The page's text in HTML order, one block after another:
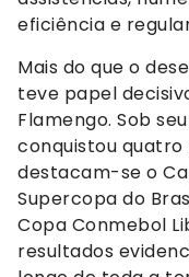
eficiência e
Mais do que o
teve papel
Flamengo. Sob
conquistou
destacam-se o
Supercopa do
Copa Conmebol
resultados